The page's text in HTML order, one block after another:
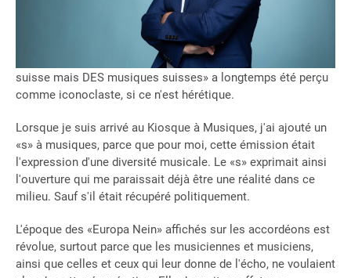
Musique populaire ou musiques populaires? La nuance est
dans le «s», mais pas seulement. Oser affirmer qu'il n'y a pas
une mais plusieurs musiques populaires n'est pas toujours
simple. Tout comme dire qu'«il n'existe pas une musique
suisse mais DES musiques suisses» a longtemps été perçu
comme iconoclaste, si ce n'est hérétique.
Lorsque je suis arrivé au Kiosque à Musiques, j'ai ajouté un
«s» à musiques, parce que pour moi, cette émission était
l'expression d'une diversité musicale. Le «s» exprimait ainsi
l'ouverture qui me paraissait déjà être une réalité dans ce
milieu. Sauf s'il était récupéré politiquement.
L'époque des «Europa Nein» affichés sur les accordéons est
révolue, surtout parce que les musiciennes et musiciens,
ainsi que celles et ceux qui leur donne de l'écho, ne voulaient